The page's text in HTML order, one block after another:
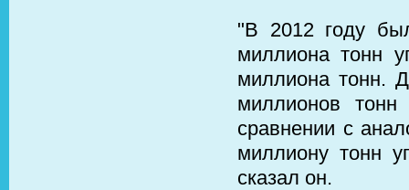
"В 2012 году
миллиона тонн
миллиона тонн.
миллионов
сравнении с
миллиону тонн
сказал он.